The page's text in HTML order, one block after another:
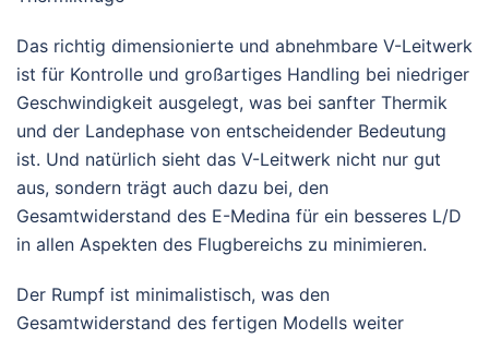
Das richtig dimensionierte und abnehmbare V-Leitwerk
ist für Kontrolle und großartiges Handling bei niedriger
Geschwindigkeit ausgelegt, was bei sanfter Thermik
und der Landephase von entscheidender Bedeutung
ist. Und natürlich sieht das V-Leitwerk nicht nur gut
aus, sondern trägt auch dazu bei, den
Gesamtwiderstand des E-Medina für ein besseres L/D
in allen Aspekten des Flugbereichs zu minimieren.
Der Rumpf ist minimalistisch, was den
Gesamtwiderstand des fertigen Modells weiter